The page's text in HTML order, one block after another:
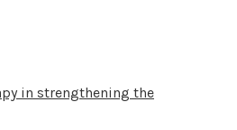
in strengthening the